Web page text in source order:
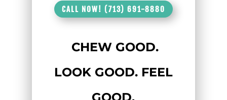
CALL NOW! (713) 691-8880
CHEW GOOD.
LOOK GOOD. FEEL